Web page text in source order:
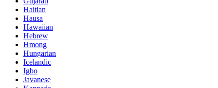
Haitian
Hausa
Hawaiian
Hebrew
Hmong
Hungarian
Icelandic
Igbo
Javanese